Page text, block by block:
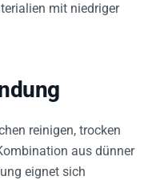
mit niedriger
reinigen, trocken
aus dünner
eignet sich